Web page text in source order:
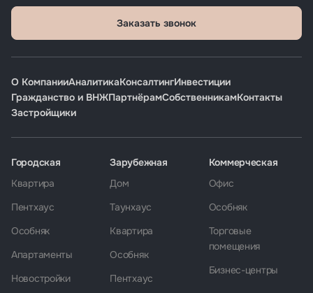
Заказать звонок
О КомпанииАналитикаКонсалтингИнвестиции
Гражданство и ВНЖПартнёрамСобственникамКонтакты
Застройщики
Городская
Квартира
Пентхаус
Особняк
Апартаменты
Новостройки
Зарубежная
Дом
Таунхаус
Квартира
Особняк
Пентхаус
Коммерческая
Офис
Особняк
Торговые
помещения
Бизнес-центры